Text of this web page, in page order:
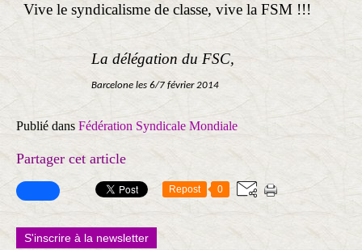
Vive le syndicalisme de classe, vive la FSM !!!
La délégation du FSC,
Barcelone les 6/7 février 2014
Publié dans Fédération Syndicale Mondiale
Partager cet article
Repost 0
S'inscrire à la newsletter